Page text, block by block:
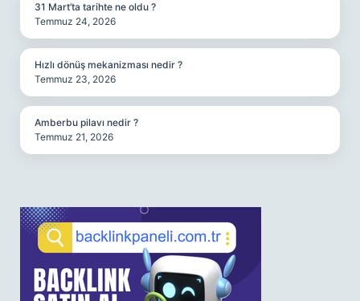
31 Mart’ta tarihte ne oldu ?
Temmuz 24, 2026
Hızlı dönüş mekanizması nedir ?
Temmuz 23, 2026
Amberbu pilavı nedir ?
Temmuz 21, 2026